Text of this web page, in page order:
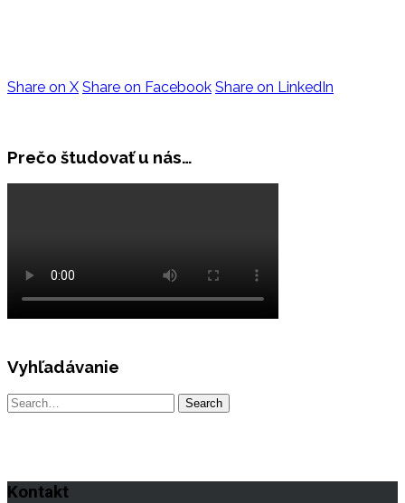
Share on X Share on Facebook Share on LinkedIn
Prečo študovať u nás…
Vyhľadávanie
Kontakt